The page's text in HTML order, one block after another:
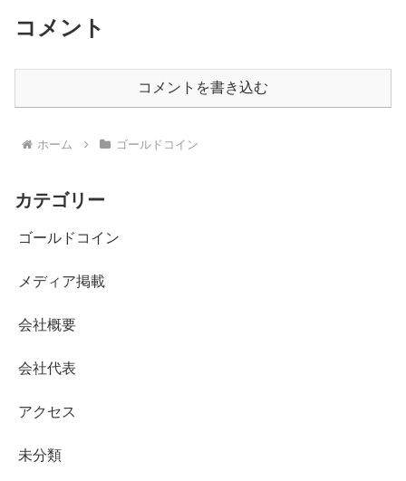
コメント
コメントを書き込む
ホーム ゴールドコイン
カテゴリー
ゴールドコイン
メディア掲載
会社概要
会社代表
アクセス
未分類